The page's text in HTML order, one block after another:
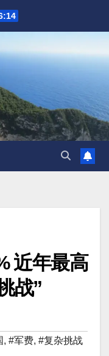
近年最高
战”
, #军费, #复杂挑战